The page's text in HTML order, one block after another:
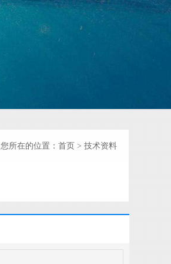
首页 > 技术资料
您所在的位置：